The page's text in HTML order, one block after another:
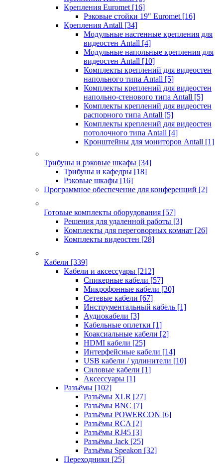
Крепления Euromet [16]
Рэковые стойки 19" Euromet [16]
Крепления Antall [34]
Модульные настенные крепления для
видеостен Antall [4]
Модульные напольные крепления для
видеостен Antall [10]
Комплекты креплений для видеостен
напольного типа Antall [5]
Комплекты креплений для видеостен
напольно-стенового типа Antall [5]
Комплекты креплений для видеостен
распорного типа Antall [5]
Комплекты креплений для видеостен
потолочного типа Antall [4]
Кронштейны для мониторов Antall [1]
Трибуны и рэковые шкафы [34]
Трибуны и кафедры [18]
Рэковые шкафы [16]
Программное обеспечение для конференций [2]
Готовые комплекты оборудования [57]
Решения для удаленной работы [3]
Комплекты для переговорных комнат [26]
Комплекты видеостен [28]
Кабели [339]
Кабели и аксессуары [212]
Спикерные кабели [57]
Микрофонные кабели [30]
Сетевые кабели [67]
Инструментальный кабель [1]
Аудиокабели [3]
Кабельные оплетки [1]
Коаксиальные кабели [2]
HDMI кабели [25]
Интерфейсные кабели [14]
USB кабели / удлинители [10]
Силовые кабели [1]
Аксессуары [1]
Разъёмы [102]
Разъёмы XLR [27]
Разъёмы BNC [7]
Разъёмы POWERCON [6]
Разъёмы RCA [2]
Разъёмы RJ45 [3]
Разъёмы Jack [25]
Разъёмы Speakon [32]
Переходники [25]